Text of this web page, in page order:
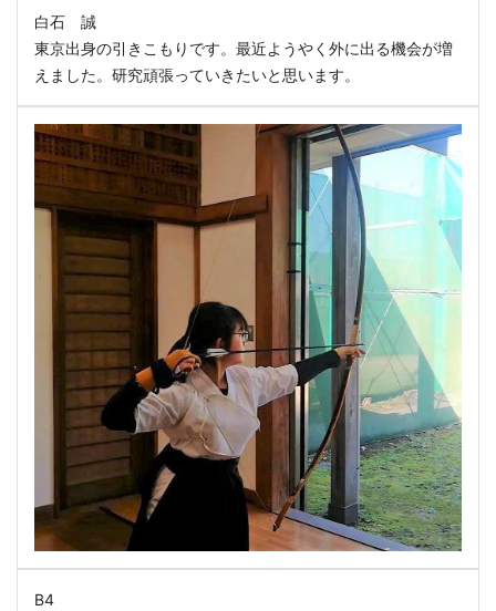
白石 誠
東京出身の引きこもりです。最近ようやく外に出る機会が増
えました。研究頑張っていきたいと思います。
B4